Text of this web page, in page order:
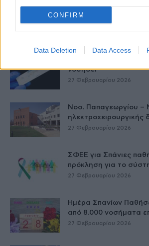
CONFIRM
Data Deletion Data Access
ΕΟΦ: Ανάκληση
αντιλιπιδαιμικού
27 Φεβρουαρίου 2026
νοσήσει
27 Φεβρουαρίου 2026
Νοσ. Παπαγεωργίου –
ηλεκτροχειρουργικής
27 Φεβρουαρίου 2026
ΣΦΕΕ για Σπάνιες
πρόκληση για το
27 Φεβρουαρίου 2026
Ημέρα Σπανίων
από 8.000 νοσήματα
27 Φεβρουαρίου 2026